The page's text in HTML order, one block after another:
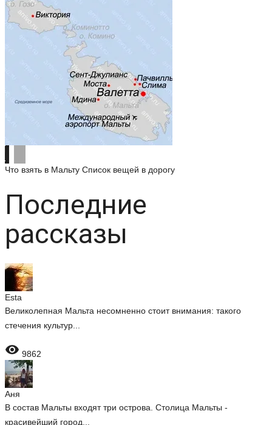
Что взять в Мальту Список вещей в дорогу
Последние
рассказы
Esta
Великолепная Мальта несомненно стоит внимания: такого
стечения культур...
 9862
Аня
В состав Мальты входят три острова. Столица Мальты -
красивейший город...